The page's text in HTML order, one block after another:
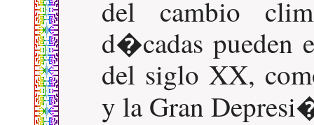
del cambio
d�cadas pueden
del siglo XX,
y la Gran